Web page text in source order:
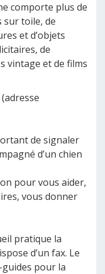
comporte plus de
sur toile, de
et d’objets
de
vintage et de films
de signaler
d’un chien
pour vous aider,
vous donner
pratique la
d’un fax. Le
pour la